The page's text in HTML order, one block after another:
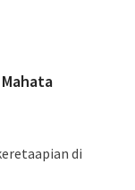
di